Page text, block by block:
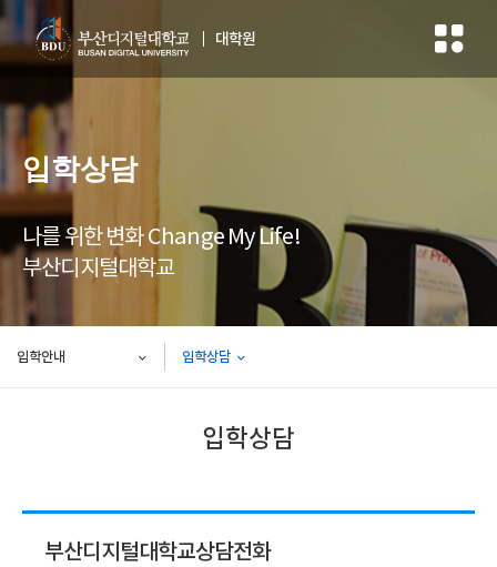
대학원
입학상담
나를 위한 변화 Change My Life!
부산디지털대학교
입학안내 입학상담
입학상담
부산디지털대학교상담전화